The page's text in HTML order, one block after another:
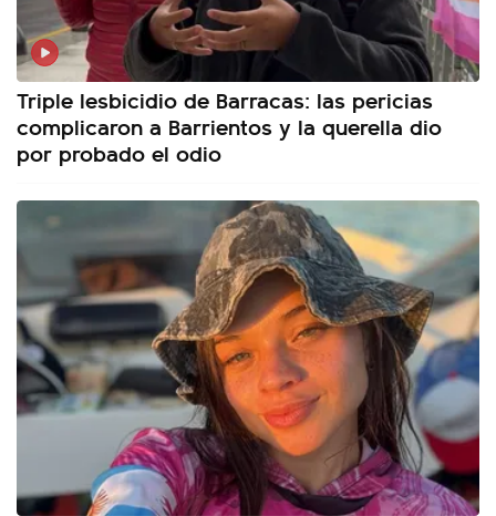
Triple lesbicidio de Barracas: las pericias
complicaron a Barrientos y la querella dio
por probado el odio